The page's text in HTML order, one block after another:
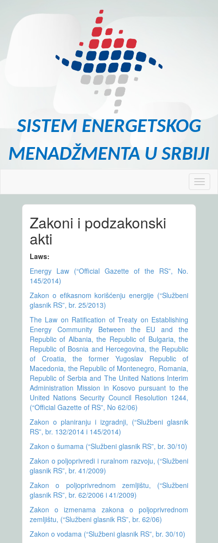
SISTEM ENERGETSKOG
MENADŽMENTA U SRBIJI
Zakoni i podzakonski
akti
Laws:
Energy Law (“Official Gazette of the RS”, No.
145/2014)
Zakon o efikasnom korišćenju energije (“Službeni
glasnik RS”, br. 25/2013)
The Law on Ratification of Treaty on Establishing
Energy Community Between the EU and the
Republic of Albania, the Republic of Bulgaria, the
Republic of Bosnia and Hercegovina, the Republic
of Croatia, the former Yugoslav Republic of
Macedonia, the Republic of Montenegro, Romania,
Republic of Serbia and The United Nations Interim
Administration Mission in Kosovo pursuant to the
United Nations Security Council Resolution 1244,
(“Official Gazette of RS”, No 62/06)
Zakon o planiranju i izgradnji, (“Službeni glasnik
RS”, br. 132/2014 i 145/2014)
Zakon o šumama (“Službeni glasnik RS”, br. 30/10)
Zakon o poljoprivredi i ruralnom razvoju, (“Službeni
glasnik RS”, br. 41/2009)
Zakon o poljoprivrednom zemljištu, (“Službeni
glasnik RS”, br. 62/2006 i 41/2009)
Zakon o izmenama zakona o poljoprivrednom
zemljištu, (“Službeni glasnik RS”, br. 62/06)
Zakon o vodama (“Službeni glasnik RS”, br. 30/10)